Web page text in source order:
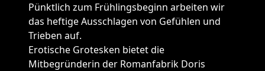
Pünktlich zum Frühlingsbeginn arbeiten wir
das heftige Ausschlagen von Gefühlen und
Trieben auf.
Erotische Grotesken bietet die
Mitbegründerin der Romanfabrik Doris